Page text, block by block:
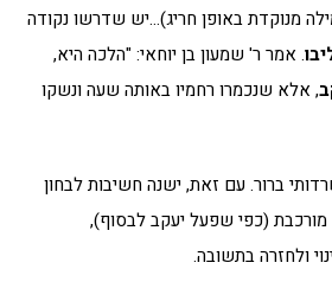
מנוקדת באופן חריג)…יש שדרשו נקודה
. אמר ר' שמעון בן יוחאי: "הלכה היא,
, אלא שנכמרו רחמיו באותה שעה ונשקו
ברור. עם זאת, ישנה חשיבות לבחון
(כפי שפעל יעקב לבסוף),
ולחזרה בתשובה.